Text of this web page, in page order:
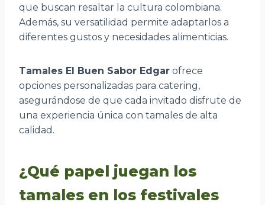
que buscan resaltar la cultura colombiana.
Además, su versatilidad permite adaptarlos a
diferentes gustos y necesidades alimenticias.
Tamales El Buen Sabor Edgar ofrece
opciones personalizadas para catering,
asegurándose de que cada invitado disfrute de
una experiencia única con tamales de alta
calidad.
¿Qué papel juegan los
tamales en los festivales